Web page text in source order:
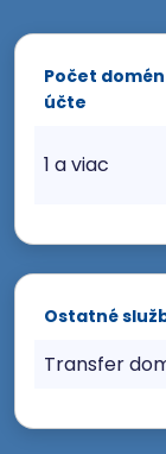
Počet
účte
1 a viac
Ostatné
Transfer